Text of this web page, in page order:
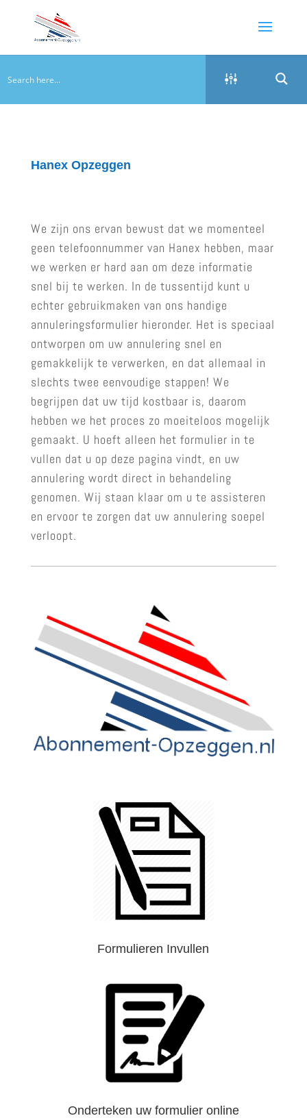
Hanex Opzeggen
We zijn ons ervan bewust dat we momenteel
geen telefoonnummer van Hanex hebben, maar
we werken er hard aan om deze informatie
snel bij te werken. In de tussentijd kunt u
echter gebruikmaken van ons handige
annuleringsformulier hieronder. Het is speciaal
ontworpen om uw annulering snel en
gemakkelijk te verwerken, en dat allemaal in
slechts twee eenvoudige stappen! We
begrijpen dat uw tijd kostbaar is, daarom
hebben we het proces zo moeiteloos mogelijk
gemaakt. U hoeft alleen het formulier in te
vullen dat u op deze pagina vindt, en uw
annulering wordt direct in behandeling
genomen. Wij staan klaar om u te assisteren
en ervoor te zorgen dat uw annulering soepel
verloopt.
Formulieren Invullen
Onderteken uw formulier online